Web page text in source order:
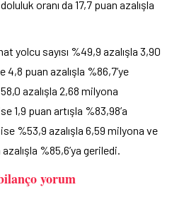
oranı da 17,7 puan azalışla
yolcu sayısı %49,9 azalışla 3,90
puan azalışla %86,7’ye
azalışla 2,68 milyona
1,9 puan artışla %83,98’a
%53,9 azalışla 6,59 milyona ve
%85,6’ya geriledi.
yorum